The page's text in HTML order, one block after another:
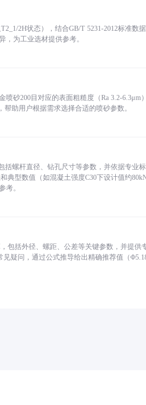
2H状态），结合GB/T 5231-2012标准数
，为工业选材提供参考。
砂200目对应的表面粗糙度（Ra 3.2-6.3μm
助用户根据需求选择合适的喷砂参数。
螺杆直径、钻孔尺寸等参数，并依据专业
典型数值（如混凝土强度C30下设计值约
考。
包括外径、螺距、公差等关键参数，并提供
见疑问，通过公式推导给出精确推荐值（